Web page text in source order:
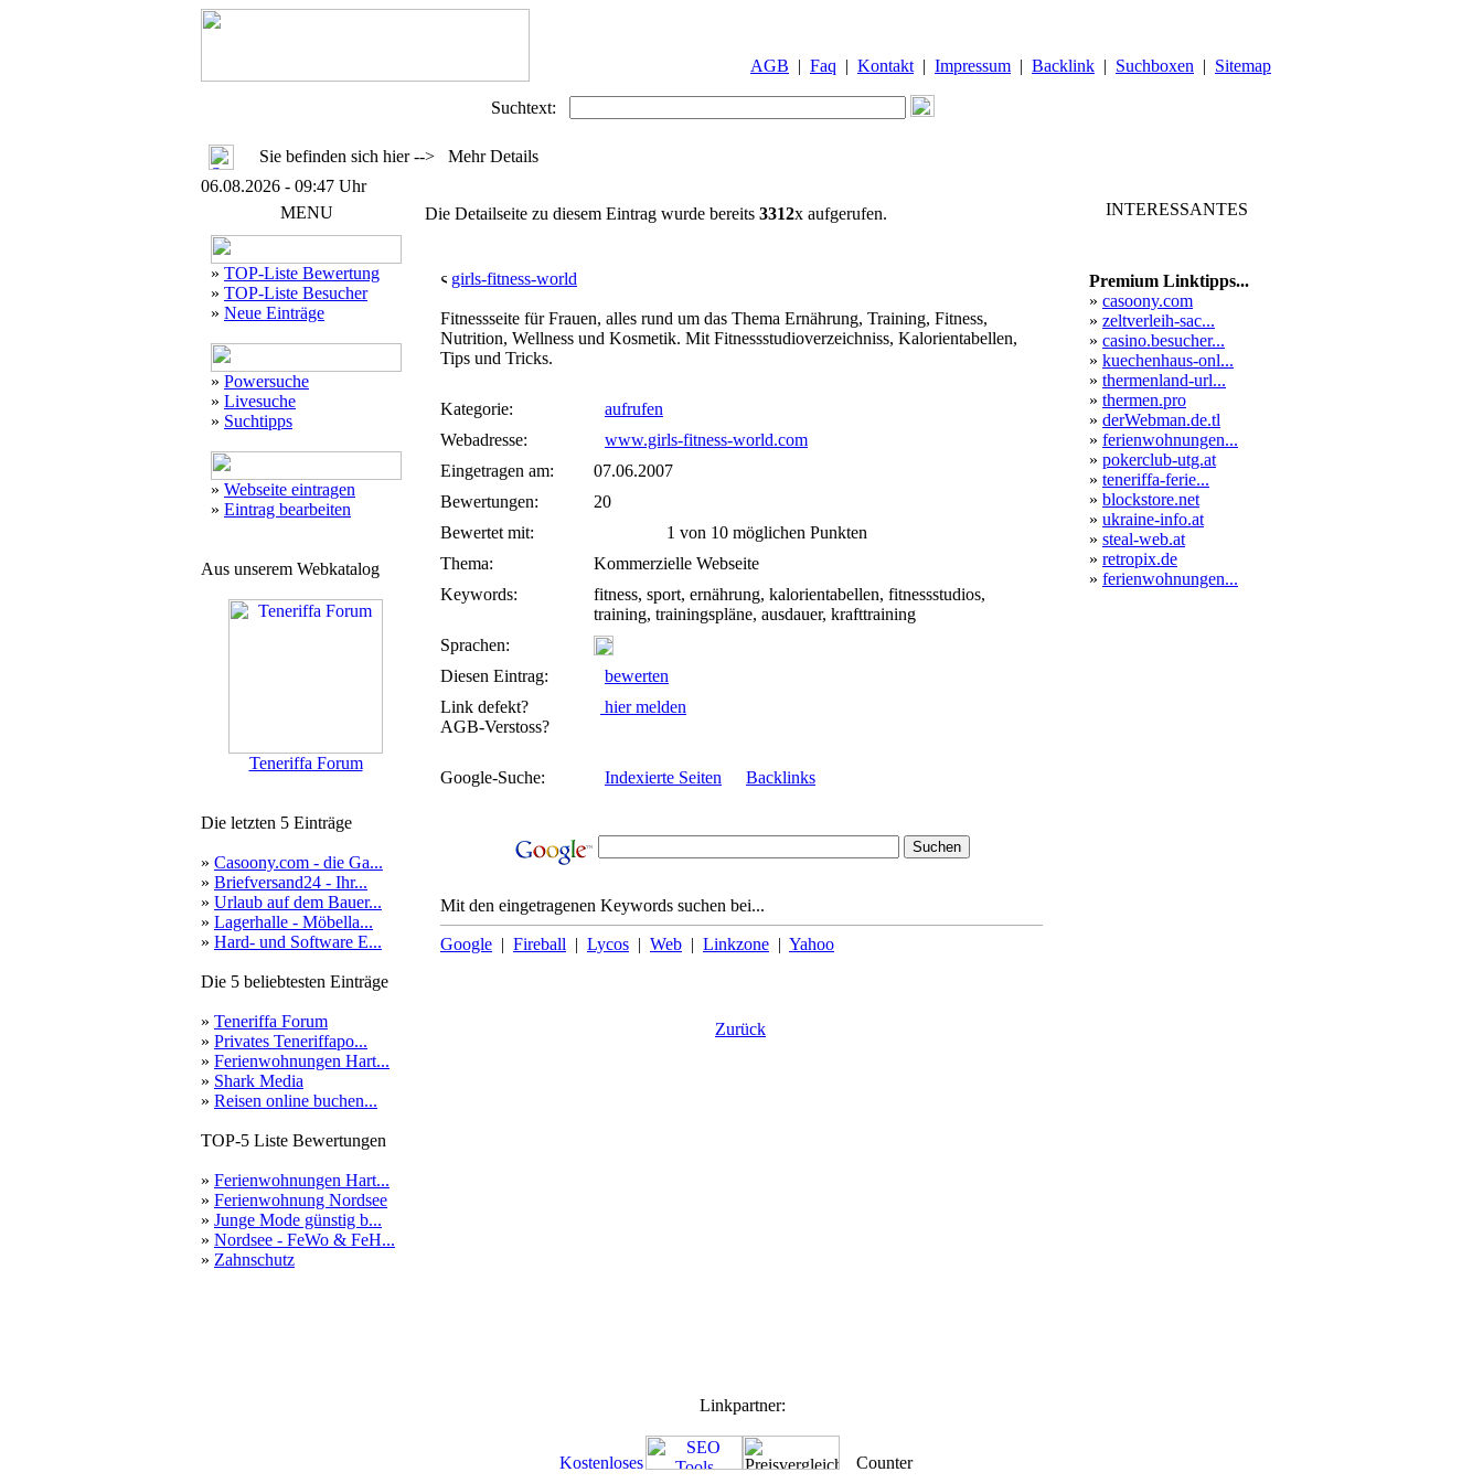
AGB | Faq | Kontakt | Impressum | Backlink | Suchboxen | Sitemap
Suchtext:
Sie befinden sich hier --> Mehr Details
06.08.2026 - 09:47 Uhr
MENU
» TOP-Liste Bewertung
» TOP-Liste Besucher
» Neue Einträge
» Powersuche
» Livesuche
» Suchtipps
» Webseite eintragen
» Eintrag bearbeiten
Aus unserem Webkatalog
Teneriffa Forum
Die letzten 5 Einträge
» Casoony.com - die Ga...
» Briefversand24 - Ihr...
» Urlaub auf dem Bauer...
» Lagerhalle - Möbella...
» Hard- und Software E...
Die 5 beliebtesten Einträge
» Teneriffa Forum
» Privates Teneriffapo...
» Ferienwohnungen Hart...
» Shark Media
» Reisen online buchen...
TOP-5 Liste Bewertungen
» Ferienwohnungen Hart...
» Ferienwohnung Nordsee
» Junge Mode günstig b...
» Nordsee - FeWo & FeH...
» Zahnschutz
Die Detailseite zu diesem Eintrag wurde bereits 3312x aufgerufen.
girls-fitness-world
Fitnessseite für Frauen, alles rund um das Thema Ernährung, Training, Fitness,
Nutrition, Wellness und Kosmetik. Mit Fitnessstudioverzeichniss, Kalorientabellen,
Tips und Tricks.
Kategorie:
aufrufen
Webadresse:
www.girls-fitness-world.com
Eingetragen am:
07.06.2007
Bewertungen:
20
Bewertet mit:
1 von 10 möglichen Punkten
Thema:
Kommerzielle Webseite
Keywords:
fitness, sport, ernährung, kalorientabellen, fitnessstudios,
training, trainingspläne, ausdauer, krafttraining
Sprachen:
Diesen Eintrag:
bewerten
Link defekt?
AGB-Verstoss?
hier melden
Google-Suche: Indexierte Seiten Backlinks
Mit den eingetragenen Keywords suchen bei...
Google | Fireball | Lycos | Web | Linkzone | Yahoo
Zurück
INTERESSANTES
Premium Linktipps...
» casoony.com
» zeltverleih-sac...
» casino.besucher...
» kuechenhaus-onl...
» thermenland-url...
» thermen.pro
» derWebman.de.tl
» ferienwohnungen...
» pokerclub-utg.at
» teneriffa-ferie...
» blockstore.net
» ukraine-info.at
» steal-web.at
» retropix.de
» ferienwohnungen...
Linkpartner: